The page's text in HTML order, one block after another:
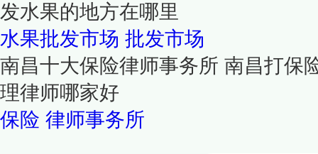
发水果的地方在哪里
水果批发市场 批发市场
南昌十大保险律师事务所 南昌打保
理律师哪家好
保险 律师事务所